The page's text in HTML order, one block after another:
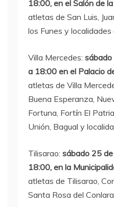
18:00, en el Salón de
atletas de San Luis,
los Funes y localidades
Villa Mercedes:
a 18:00 en el Palacio
atletas de Villa
Buena Esperanza,
Fortuna, Fortín El
Unión, Bagual y
Tilisarao: sábado 25
18:00, en la
atletas de Tilisarao,
Santa Rosa del